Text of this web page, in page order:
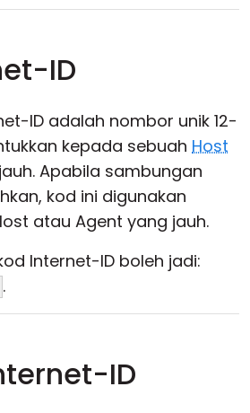
ID
ID adalah nombor unik 12-
kepada sebuah Host
Apabila sambungan
kod ini digunakan
atau Agent yang jauh.
Internet-ID boleh jadi:
.
ID